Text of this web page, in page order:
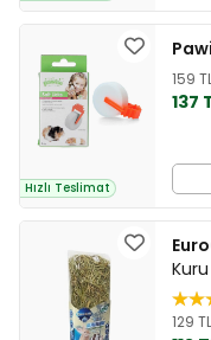
Hızlı Teslimat
159
137
129 TL